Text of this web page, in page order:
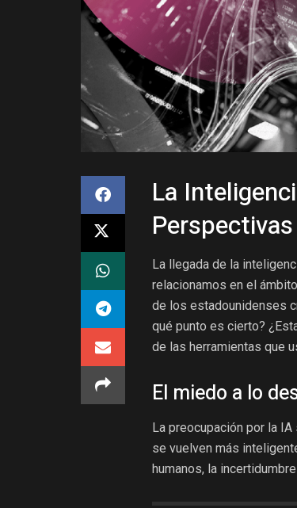
La
La llegada de la
relacionamos en el
de los estadounidenses
qué punto es cierto?
de las herramientas que
El miedo a lo
La preocupación por la
se vuelven más
humanos, la